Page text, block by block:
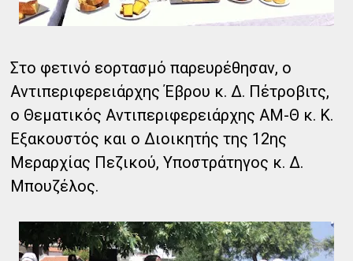
Στο φετινό εορτασμό παρευρέθησαν, ο
Αντιπεριφερειάρχης Έβρου κ. Δ. Πέτροβιτς,
ο Θεματικός Αντιπεριφερειάρχης ΑΜ-Θ κ. Κ.
Εξακουστός και ο Διοικητής της 12ης
Μεραρχίας Πεζικού, Υποστράτηγος κ. Δ.
Μπουζέλος.